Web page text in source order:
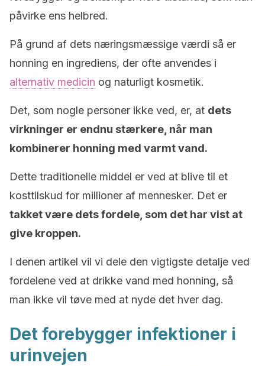
påvirke ens helbred.
På grund af dets næringsmæssige værdi så er
honning en ingrediens, der ofte anvendes i
alternativ medicin og naturligt kosmetik.
Det, som nogle personer ikke ved, er, at dets
virkninger er endnu stærkere, når man
kombinerer honning med varmt vand.
Dette traditionelle middel er ved at blive til et
kosttilskud for millioner af mennesker. Det er
takket være dets fordele, som det har vist at
give kroppen.
I denen artikel vil vi dele den vigtigste detalje ved
fordelene ved at drikke vand med honning, så
man ikke vil tøve med at nyde det hver dag.
Det forebygger infektioner i
urinvejen